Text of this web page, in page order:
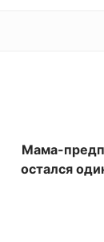
Мама-
остался